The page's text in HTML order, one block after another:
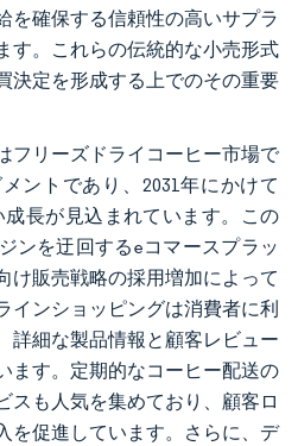
を確保する信頼性の高いサプラ
す。これらの伝統的な小売形式
決定を形成する上でのその重要
フリーズドライコーヒー市場で
ントであり、2031年にかけて
成長が見込まれています。この
ンを迂回するeコマースプラッ
け販売戦略の採用増加によって
インショッピングは消費者に利
詳細な製品情報と顧客レビュー
ます。定期的なコーヒー配送の
スも人気を集めており、顧客ロ
を促進しています。さらに、デ